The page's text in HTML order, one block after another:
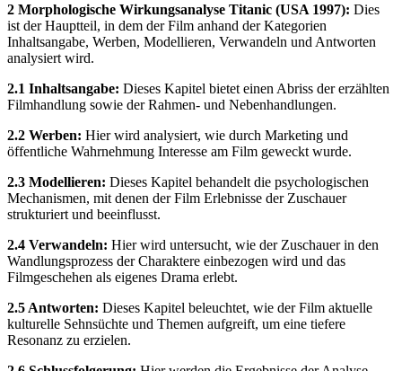
2 Morphologische Wirkungsanalyse Titanic (USA 1997): Dies
ist der Hauptteil, in dem der Film anhand der Kategorien
Inhaltsangabe, Werben, Modellieren, Verwandeln und Antworten
analysiert wird.
2.1 Inhaltsangabe: Dieses Kapitel bietet einen Abriss der erzählten
Filmhandlung sowie der Rahmen- und Nebenhandlungen.
2.2 Werben: Hier wird analysiert, wie durch Marketing und
öffentliche Wahrnehmung Interesse am Film geweckt wurde.
2.3 Modellieren: Dieses Kapitel behandelt die psychologischen
Mechanismen, mit denen der Film Erlebnisse der Zuschauer
strukturiert und beeinflusst.
2.4 Verwandeln: Hier wird untersucht, wie der Zuschauer in den
Wandlungsprozess der Charaktere einbezogen wird und das
Filmgeschehen als eigenes Drama erlebt.
2.5 Antworten: Dieses Kapitel beleuchtet, wie der Film aktuelle
kulturelle Sehnsüchte und Themen aufgreift, um eine tiefere
Resonanz zu erzielen.